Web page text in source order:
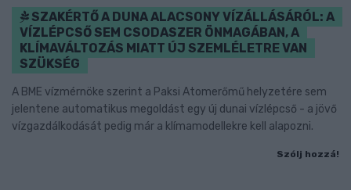
SZAKÉRTŐ A DUNA ALACSONY VÍZÁLLÁSÁRÓL: A
VÍZLÉPCSŐ SEM CSODASZER ÖNMAGÁBAN, A
KLÍMAVÁLTOZÁS MIATT ÚJ SZEMLÉLETRE VAN
SZÜKSÉG
A BME vízmérnöke szerint a Paksi Atomerőmű helyzetére sem
jelentene automatikus megoldást egy új dunai vízlépcső - a jövő
vízgazdálkodását pedig már a klímamodellekre kell alapozni.
Szólj hozzá!